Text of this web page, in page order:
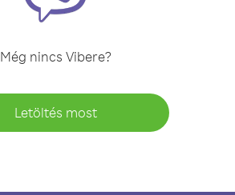
Még nincs Vibere?
Letöltés most